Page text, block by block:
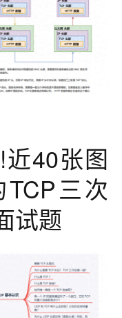
40张图
三次
试题